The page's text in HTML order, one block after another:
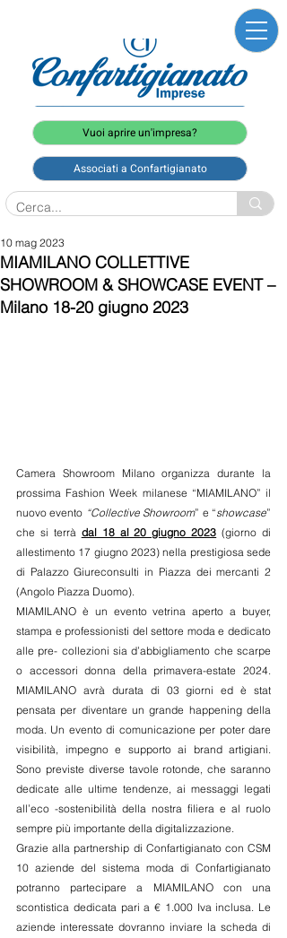
Vuoi aprire un'impresa?
Associati a Confartigianato
MIAMILANO COLLETTIVE
SHOWROOM & SHOWCASE EVENT –
Milano 18-20 giugno 2023
10 mag 2023
Camera Showroom Milano organizza durante la
prossima Fashion Week milanese “MIAMILANO” il
nuovo evento “Collective Showroom” e “showcase”
che si terrà dal 18 al 20 giugno 2023 (giorno di
allestimento 17 giugno 2023) nella prestigiosa sede
di Palazzo Giureconsulti in Piazza dei mercanti 2
(Angolo Piazza Duomo).
MIAMILANO è un evento vetrina aperto a buyer,
stampa e professionisti del settore moda e dedicato
alle pre- collezioni sia d’abbigliamento che scarpe
o accessori donna della primavera-estate 2024.
MIAMILANO avrà durata di 03 giorni ed è stat
pensata per diventare un grande happening della
moda. Un evento di comunicazione per poter dare
visibilità, impegno e supporto ai brand artigiani.
Sono previste diverse tavole rotonde, che saranno
dedicate alle ultime tendenze, ai messaggi legati
all’eco -sostenibilità della nostra filiera e al ruolo
sempre più importante della digitalizzazione.
Grazie alla partnership di Confartigianato con CSM
10 aziende del sistema moda di Confartigianato
potranno partecipare a MIAMILANO con una
scontistica dedicata pari a € 1.000 Iva inclusa. Le
aziende interessate dovranno inviare la scheda di